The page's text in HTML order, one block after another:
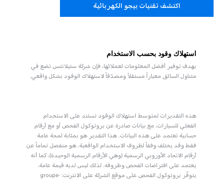
اكتشف تقنيات بيجو الكهربائية
استهلاك وقود بحسب الاستخدام
بهدف توفير أفضل المعلومات لعملائها، فإن شركة ستيلانتس تضع في
متناول السائق معياراً مستقلاً ومصدّقاً لاستهلاك الوقود بشكل واقعي.
هذه التقديرات لمتوسط استهلاك الوقود تستند على الاستخدام
الفعلي للسيارات، مع بيانات صادرة عن بروتوكول الفحص أو مع أرقام
حسابية تعتمد على هذه البيانات. هذا التقدير هو بمثابة لمحة عامة
فقط وقد يختلف وفقاً لظروف الاستخدام الواقعية. هو منفصل تماماً عن
أرقام الاتحاد الأوروبي الرسمية (وهي الأرقام الرسمية الوحيدة)، كما أنه
يعتمد على افتراضات الفحص وظروفه. لذلك ليس لديه قيمة عامة.
يتوفّر بروتوكول الفحص على موقع الشركة على الانترنت: groupe-